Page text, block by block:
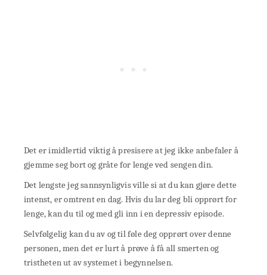
Det er imidlertid viktig å presisere at jeg ikke anbefaler å
gjemme seg bort og gråte for lenge ved sengen din.
Det lengste jeg sannsynligvis ville si at du kan gjøre dette
intenst, er omtrent en dag. Hvis du lar deg bli opprørt for
lenge, kan du til og med gli inn i en depressiv episode.
Selvfølgelig kan du av og til føle deg opprørt over denne
personen, men det er lurt å prøve å få all smerten og
tristheten ut av systemet i begynnelsen.